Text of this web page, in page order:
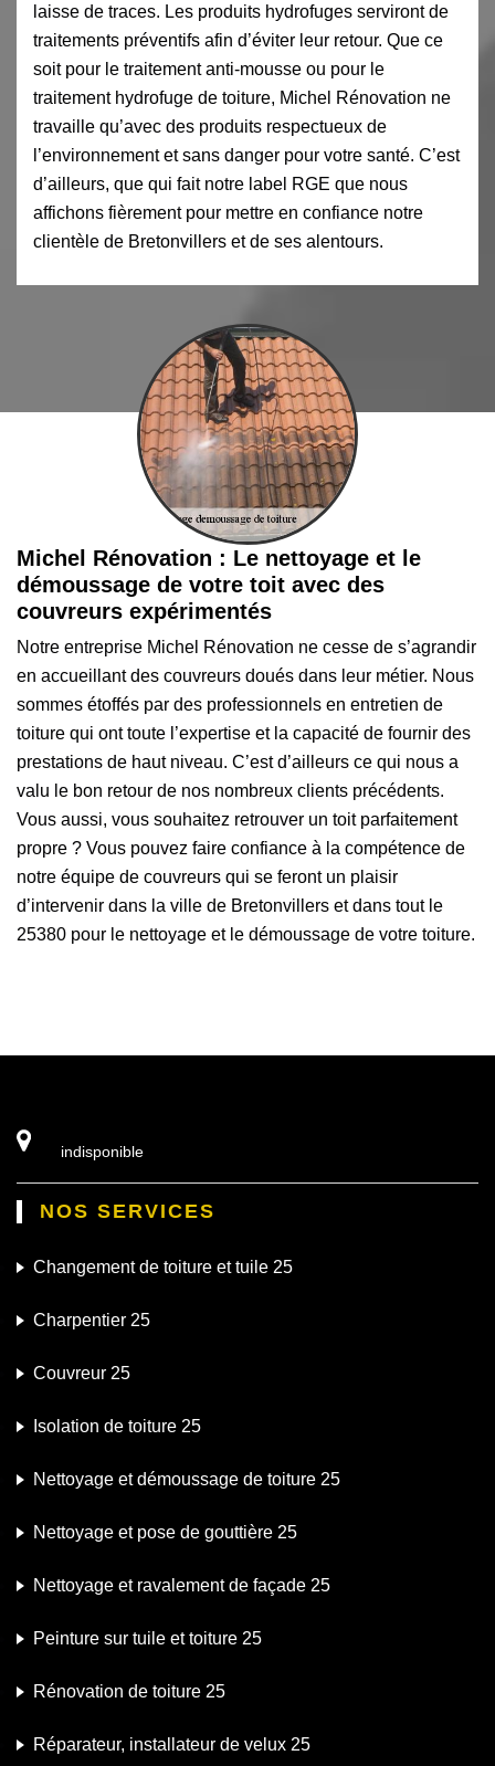
laisse de traces. Les produits hydrofuges serviront de
traitements préventifs afin d’éviter leur retour. Que ce
soit pour le traitement anti-mousse ou pour le
traitement hydrofuge de toiture, Michel Rénovation ne
travaille qu’avec des produits respectueux de
l’environnement et sans danger pour votre santé. C’est
d’ailleurs, que qui fait notre label RGE que nous
affichons fièrement pour mettre en confiance notre
clientèle de Bretonvillers et de ses alentours.
Michel Rénovation : Le nettoyage et le
démoussage de votre toit avec des
couvreurs expérimentés
Notre entreprise Michel Rénovation ne cesse de s’agrandir
en accueillant des couvreurs doués dans leur métier. Nous
sommes étoffés par des professionnels en entretien de
toiture qui ont toute l’expertise et la capacité de fournir des
prestations de haut niveau. C’est d’ailleurs ce qui nous a
valu le bon retour de nos nombreux clients précédents.
Vous aussi, vous souhaitez retrouver un toit parfaitement
propre ? Vous pouvez faire confiance à la compétence de
notre équipe de couvreurs qui se feront un plaisir
d’intervenir dans la ville de Bretonvillers et dans tout le
25380 pour le nettoyage et le démoussage de votre toiture.
indisponible
NOS SERVICES
Changement de toiture et tuile 25
Charpentier 25
Couvreur 25
Isolation de toiture 25
Nettoyage et démoussage de toiture 25
Nettoyage et pose de gouttière 25
Nettoyage et ravalement de façade 25
Peinture sur tuile et toiture 25
Rénovation de toiture 25
Réparateur, installateur de velux 25